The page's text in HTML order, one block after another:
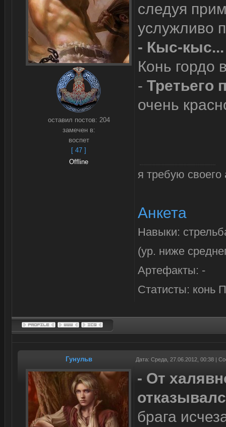
оставил постов: 204
замечен в:
воспет
[ 47 ]
Offline
следуя
услужливо
- Кыс-кыс...
Конь гордо
- Третьего
очень
я требую своего
Анкета
Навыки:
(ур. ниже
Артефакты: -
Статисты: конь
Гунульв Дата: Среда, 27.06.2012, 00:38 |
- От
брага